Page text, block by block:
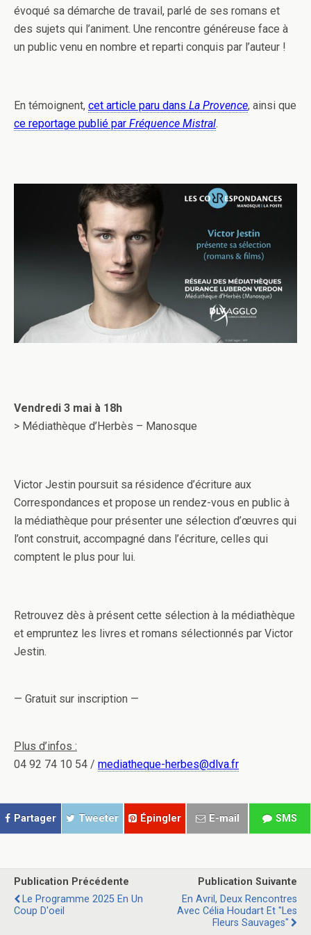
évoqué sa démarche de travail, parlé de ses romans et
des sujets qui l’animent. Une rencontre généreuse face à
un public venu en nombre et reparti conquis par l’auteur !
En témoignent, cet article paru dans La Provence, ainsi que
ce reportage publié par Fréquence Mistral.
Vendredi 3 mai à 18h
> Médiathèque d’Herbès – Manosque
Victor Jestin poursuit sa résidence d’écriture aux
Correspondances et propose un rendez-vous en public à
la médiathèque pour présenter une sélection d’œuvres qui
l’ont construit, accompagné dans l’écriture, celles qui
comptent le plus pour lui.
Retrouvez dès à présent cette sélection à la médiathèque
et empruntez les livres et romans sélectionnés par Victor
Jestin.
— Gratuit sur inscription —
Plus d’infos :
04 92 74 10 54 / mediatheque-herbes@dlva.fr
Partager Tweeter Épingler E-mail SMS
Publication Précédente
Le Programme 2025 En Un
Coup D'oeil
Publication Suivante
En Avril, Deux Rencontres
Avec Célia Houdart Et "Les
Fleurs Sauvages"